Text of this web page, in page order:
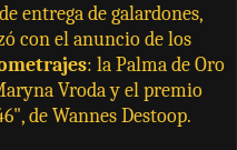
entrega de galardones,
con el anuncio de los
: la Palma de Oro
Vroda y el premio
de Wannes Destoop.